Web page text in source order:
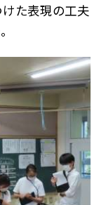
けた表現の工夫